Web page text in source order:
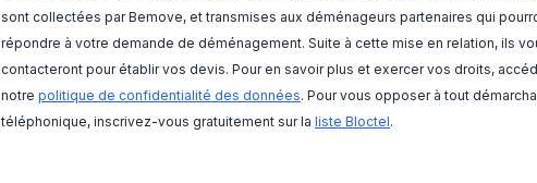
sont collectées par Bemove, et transmises aux déménageurs partenaires qui
répondre à votre demande de déménagement. Suite à cette mise en relation, ils
contacteront pour établir vos devis. Pour en savoir plus et exercer vos droits,
notre politique de confidentialité des données. Pour vous opposer à tout
téléphonique, inscrivez-vous gratuitement sur la liste Bloctel.